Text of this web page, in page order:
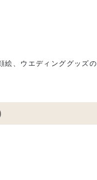
絵、ウエディンググッズの